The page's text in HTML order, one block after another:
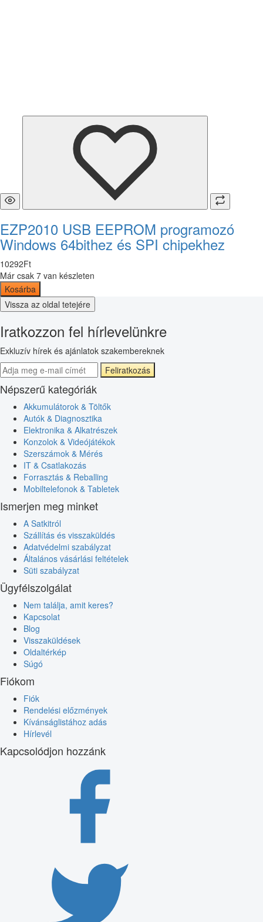
EZP2010 USB EEPROM programozó
Windows 64bithez és SPI chipekhez
10292Ft
Már csak 7 van készleten
Kosárba
Vissza az oldal tetejére
Iratkozzon fel hírlevelünkre
Exkluzív hírek és ajánlatok szakembereknek
Feliratkozás
Népszerű kategóriák
Akkumulátorok & Töltők
Autók & Diagnosztika
Elektronika & Alkatrészek
Konzolok & Videójátékok
Szerszámok & Mérés
IT & Csatlakozás
Forrasztás & Reballing
Mobiltelefonok & Tabletek
Ismerjen meg minket
A Satkitról
Szállítás és visszaküldés
Adatvédelmi szabályzat
Általános vásárlási feltételek
Süti szabályzat
Ügyfélszolgálat
Nem találja, amit keres?
Kapcsolat
Blog
Visszaküldések
Oldaltérkép
Súgó
Fiókom
Fiók
Rendelési előzmények
Kívánságlistához adás
Hírlevél
Kapcsolódjon hozzánk